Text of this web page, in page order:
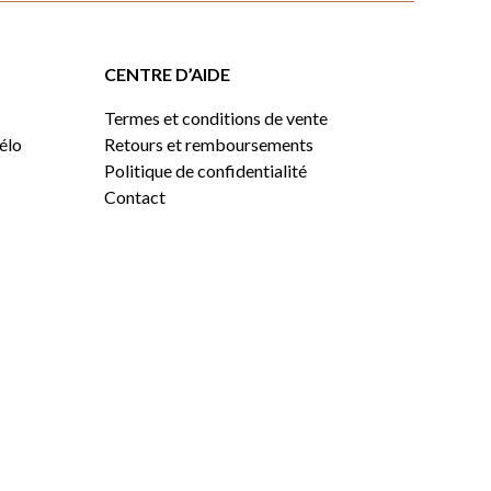
CENTRE D’AIDE
Termes et conditions de vente
Retours et remboursements
Politique de confidentialité
Contact